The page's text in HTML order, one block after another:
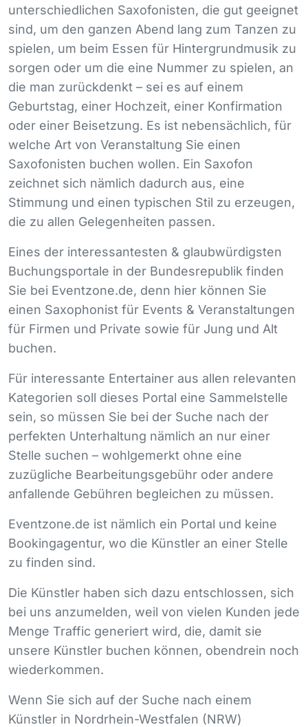
unterschiedlichen Saxofonisten, die gut geeignet
sind, um den ganzen Abend lang zum Tanzen zu
spielen, um beim Essen für Hintergrundmusik zu
sorgen oder um die eine Nummer zu spielen, an
die man zurückdenkt – sei es auf einem
Geburtstag, einer Hochzeit, einer Konfirmation
oder einer Beisetzung. Es ist nebensächlich, für
welche Art von Veranstaltung Sie einen
Saxofonisten buchen wollen. Ein Saxofon
zeichnet sich nämlich dadurch aus, eine
Stimmung und einen typischen Stil zu erzeugen,
die zu allen Gelegenheiten passen.
Eines der interessantesten & glaubwürdigsten
Buchungsportale in der Bundesrepublik finden
Sie bei Eventzone.de, denn hier können Sie
einen Saxophonist für Events & Veranstaltungen
für Firmen und Private sowie für Jung und Alt
buchen.
Für interessante Entertainer aus allen relevanten
Kategorien soll dieses Portal eine Sammelstelle
sein, so müssen Sie bei der Suche nach der
perfekten Unterhaltung nämlich an nur einer
Stelle suchen – wohlgemerkt ohne eine
zuzügliche Bearbeitungsgebühr oder andere
anfallende Gebühren begleichen zu müssen.
Eventzone.de ist nämlich ein Portal und keine
Bookingagentur, wo die Künstler an einer Stelle
zu finden sind.
Die Künstler haben sich dazu entschlossen, sich
bei uns anzumelden, weil von vielen Kunden jede
Menge Traffic generiert wird, die, damit sie
unsere Künstler buchen können, obendrein noch
wiederkommen.
Wenn Sie sich auf der Suche nach einem
Künstler in Nordrhein-Westfalen (NRW)